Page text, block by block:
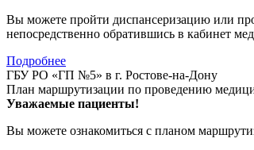
Вы можете пройти диспансеризацию или
непосредственно обратившись в кабинет
Подробнее
ГБУ РО «ГП №5» в г. Ростове-на-Дону
План маршрутизации по проведению
Уважаемые пациенты!
Вы можете ознакомиться с планом